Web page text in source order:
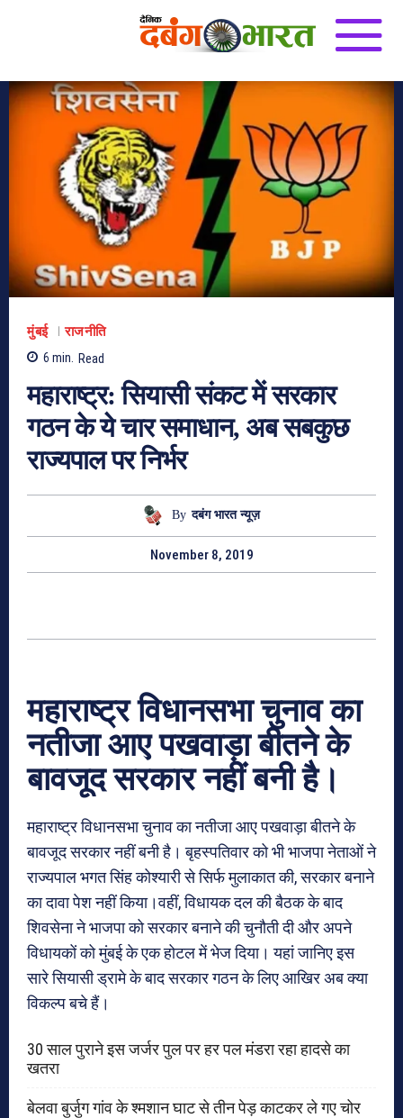
मुंबई
राजनीति
6 min. Read
महाराष्ट्र: सियासी संकट में सरकार
गठन के ये चार समाधान, अब सबकुछ
राज्यपाल पर निर्भर
By दबंग भारत न्यूज़
November 8, 2019
महाराष्ट्र विधानसभा चुनाव का
नतीजा आए पखवाड़ा बीतने के
बावजूद सरकार नहीं बनी है।
महाराष्ट्र विधानसभा चुनाव का नतीजा आए पखवाड़ा बीतने के
बावजूद सरकार नहीं बनी है। बृहस्पतिवार को भी भाजपा नेताओं ने
राज्यपाल भगत सिंह कोश्यारी से सिर्फ मुलाकात की, सरकार बनाने
का दावा पेश नहीं किया।वहीं, विधायक दल की बैठक के बाद
शिवसेना ने भाजपा को सरकार बनाने की चुनौती दी और अपने
विधायकों को मुंबई के एक होटल में भेज दिया। यहां जानिए इस
सारे सियासी ड्रामे के बाद सरकार गठन के लिए आखिर अब क्या
विकल्प बचे हैं।
30 साल पुराने इस जर्जर पुल पर हर पल मंडरा रहा हादसे का
खतरा
बेलवा बुर्जुग गांव के श्मशान घाट से तीन पेड़ काटकर ले गए चोर